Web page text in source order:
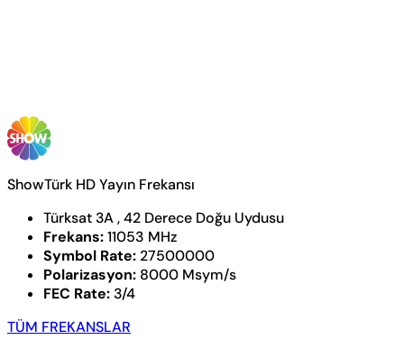
ShowTürk HD Yayın Frekansı
Türksat 3A , 42 Derece Doğu Uydusu
Frekans:11053 MHz
Symbol Rate: 27500000
Polarizasyon: 8000 Msym/s
FEC Rate: 3/4
TÜM FREKANSLAR